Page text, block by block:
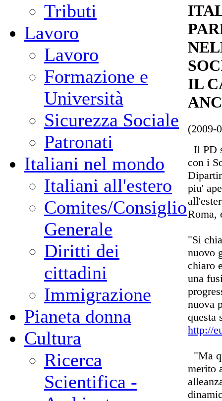
Tributi
Lavoro
Lavoro
Formazione e
Università
Sicurezza Sociale
Patronati
Italiani nel mondo
Italiani all'estero
Comites/Consiglio
Generale
Diritti dei
cittadini
Immigrazione
Pianeta donna
Cultura
Ricerca
Scientifica -
IL
(2009-
Il PD
con i
piu'
Roma,
"Si
nuovo
chiaro
una
nuova
questa
http://
"Ma
merito